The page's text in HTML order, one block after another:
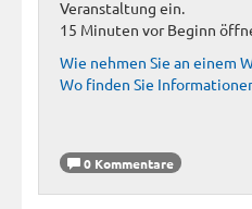
Veranstaltung ein.
15 Minuten vor Beginn
Wie nehmen Sie an einem
Wo finden Sie
0 Kommentare